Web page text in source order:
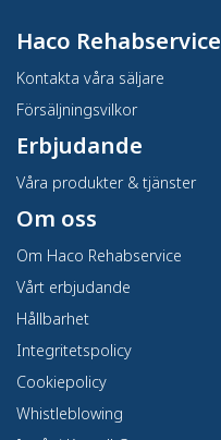
Haco Rehabservice
Kontakta våra säljare
Försäljningsvilkor
Erbjudande
Våra produkter & tjänster
Om oss
Om Haco Rehabservice
Vårt erbjudande
Hållbarhet
Integritetspolicy
Cookiepolicy
Whistleblowing